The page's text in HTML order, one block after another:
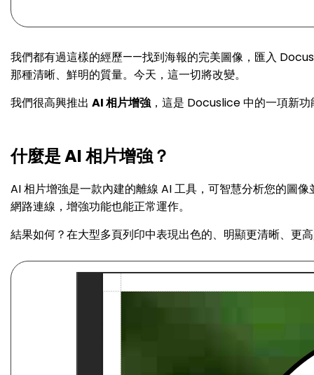
我們都有過這樣的經歷——找到海報的完美圖像，匯入
那種清晰、鮮明的質量。今天，這一切將改變。
我們很高興推出 AI 相片增強，這是 Docuslice 中的一項新
什麼是 AI 相片增強？
AI 相片增強是一款內建的離線 AI 工具，可智慧分析您的圖
網路連線，增強功能也能正常運作。
結果如何？在大型多頁列印中表現出色的、明顯更清晰、更